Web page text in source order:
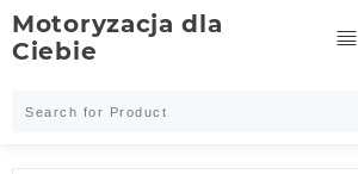
Skip
to
content
Motoryzacja dla
Ciebie